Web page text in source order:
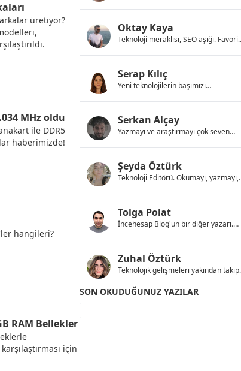
üretiyor?
MHz oldu
ile DDR5
haberimizde!
hangileri?
RAM Bellekler
için
gerçek yüzünü öğrenen, teknoloji
bağımlısı bir birisi.
Oktay Kaya
Teknoloji meraklısı, SEO aşığı. Favori
çocukluğunu PES 2013 ile geçirmiştir.
Serap Kılıç
Yeni teknolojilerin başımızı
takip etmek en büyük hobim.
Merakımın mesleğimle kesiştiği
incehesap.com'da yazılarımla
karşınızdayım.
Serkan Alçay
Yazmayı ve araştırmayı çok seven
Şeyda Öztürk
Teknoloji Editörü. Okumayı, yazmayı,
dingin bir hayat yaşama hayalini hep
canlı tutar.
Tolga Polat
İncehesap Blog'un bir diğer yazarı.
sözlü iletişime tercih eder. Vaktinin
büyük bir kısmını Google Sheets'te
geçirir.
Zuhal Öztürk
Teknolojik gelişmeleri yakından takip
paylaşmaktan mutluluk duyan biriyim.
SON OKUDUĞUNUZ YAZILAR